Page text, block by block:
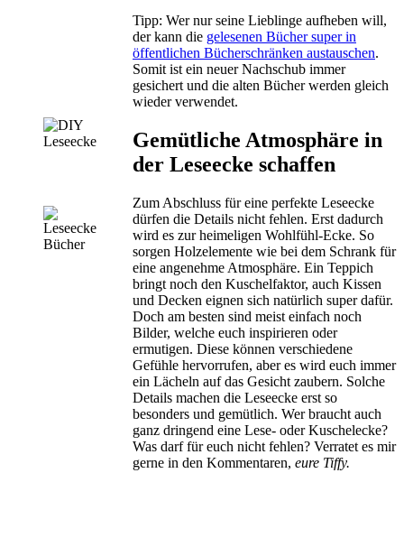
Tipp: Wer nur seine Lieblinge aufheben will,
der kann die gelesenen Bücher super in
öffentlichen Bücherschränken austauschen.
Somit ist ein neuer Nachschub immer
gesichert und die alten Bücher werden gleich
wieder verwendet.
Gemütliche Atmosphäre in
der Leseecke schaffen
Zum Abschluss für eine perfekte Leseecke
dürfen die Details nicht fehlen. Erst dadurch
wird es zur heimeligen Wohlfühl-Ecke. So
sorgen Holzelemente wie bei dem Schrank für
eine angenehme Atmosphäre. Ein Teppich
bringt noch den Kuschelfaktor, auch Kissen
und Decken eignen sich natürlich super dafür.
Doch am besten sind meist einfach noch
Bilder, welche euch inspirieren oder
ermutigen. Diese können verschiedene
Gefühle hervorrufen, aber es wird euch immer
ein Lächeln auf das Gesicht zaubern. Solche
Details machen die Leseecke erst so
besonders und gemütlich. Wer braucht auch
ganz dringend eine Lese- oder Kuschelecke?
Was darf für euch nicht fehlen? Verratet es mir
gerne in den Kommentaren, eure Tiffy.